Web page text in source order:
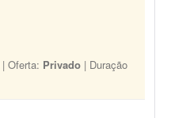
| Oferta: Privado | Duração